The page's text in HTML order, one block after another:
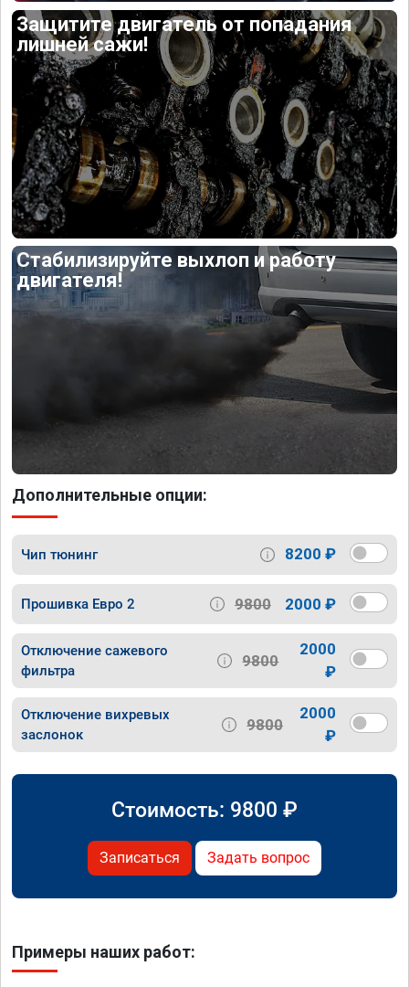
Защитите двигатель от попадания
лишней сажи!
Стабилизируйте выхлоп и работу
двигателя!
Дополнительные опции:
Чип тюнинг 8200 ₽
Прошивка Евро 2 9800 2000 ₽
Отключение сажевого
фильтра
9800
2000
₽
Отключение вихревых
заслонок
9800
2000
₽
Стоимость: 9800 ₽
Записаться Задать вопрос
Примеры наших работ: